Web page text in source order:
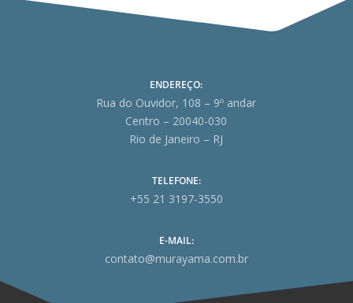
ENDEREÇO:
Rua do Ouvidor, 108 – 9º andar
Centro – 20040-030
Rio de Janeiro – RJ
TELEFONE:
+55 21 3197-3550
E-MAIL:
contato@murayama.com.br